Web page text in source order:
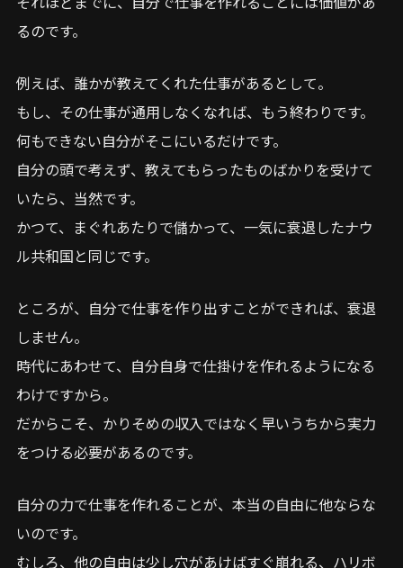
るのです。
例えば、誰かが教えてくれた仕事があるとして。
もし、その仕事が通用しなくなれば、もう終わりです。
何もできない自分がそこにいるだけです。
自分の頭で考えず、教えてもらったものばかりを受けて
いたら、当然です。
かつて、まぐれあたりで儲かって、一気に衰退したナウ
ル共和国と同じです。
ところが、自分で仕事を作り出すことができれば、衰退
しません。
時代にあわせて、自分自身で仕掛けを作れるようになる
わけですから。
だからこそ、かりそめの収入ではなく早いうちから実力
をつける必要があるのです。
自分の力で仕事を作れることが、本当の自由に他ならな
いのです。
むしろ、他の自由は少し穴があけばすぐ崩れる、ハリボ